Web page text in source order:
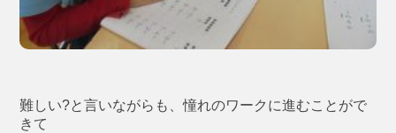
難しい?と言いながらも、憧れのワークに進むことがで
きて